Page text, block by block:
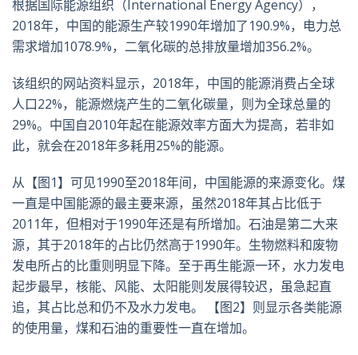
根据国际能源组织（International Energy Agency），
2018年，中国的能源生产较1990年增加了190.9%，电力总
需求增加1078.9%，二氧化碳的总排放量增加356.2%。
该组织的网站资料显示，2018年，中国的能源消费占全球
人口22%，能源燃烧产生的二氧化碳量，则为全球总量的
29%。中国自2010年起在能源效率方面大为提高，若非如
此，就会在2018年多耗用25%的能源。
从【图1】可见1990至2018年间，中国能源的来源变化。煤
一直是中国能源的最主要来源，虽然2018年其占比低于
2011年，但相对于1990年还是有所增加。石油是第二大来
源，其于2018年的占比仍然高于1990年。生物燃料和废物
发电所占的比重则明显下降。至于再生能源一环，水力发电
起步最早，核能、风能、太阳能则发展得较迟，虽急起直
追，其占比总和仍不及水力发电。 【图2】则显示各类能源
的使用量，煤和石油的重要性一直在增加。